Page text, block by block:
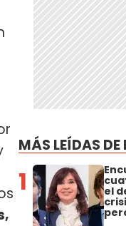
MÁS LEÍDAS DE
1 el